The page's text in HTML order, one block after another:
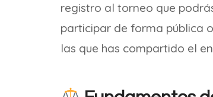
registro al torneo que
participar de forma pública
las que has compartido el